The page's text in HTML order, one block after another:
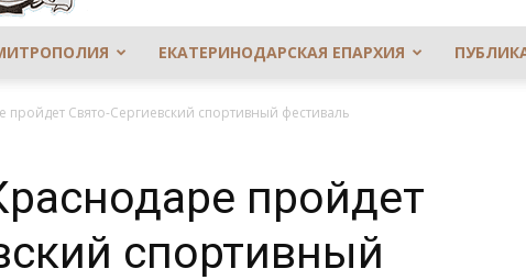
Екатеринодарской
ЕКАТЕРИНОДАРСКАЯ ЕПАРХИЯ
пройдет Свято-Сергиевский спортивный фестиваль
пройдет
спортивный